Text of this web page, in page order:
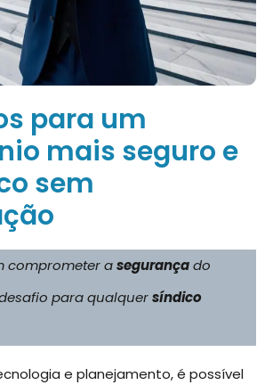
para um
mais seguro e
sem
comprometer asegurançado
para qualquersíndico
e planejamento, é possível